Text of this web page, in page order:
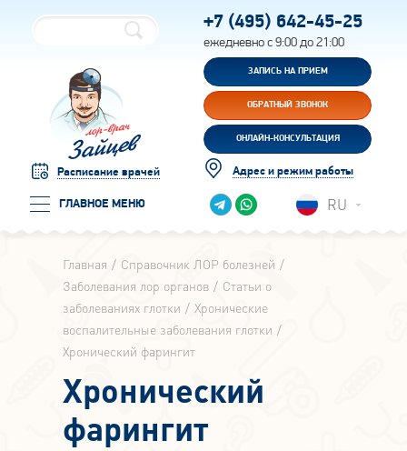
Расписание врачей
ГЛАВНОЕ МЕНЮ
+7 (495) 642-45-25
ежедневно с 9:00 до 21:00
ЗАПИСЬ НА ПРИЕМ
ОБРАТНЫЙ ЗВОНОК
ОНЛАЙН-КОНСУЛЬТАЦИЯ
Адрес и режим работы
RU
Главная
Справочник ЛОР болезней
Заболевания лор органов
Статьи о
заболеваниях глотки
Хронические
воспалительные заболевания глотки
Хронический фарингит
Хронический
фарингит